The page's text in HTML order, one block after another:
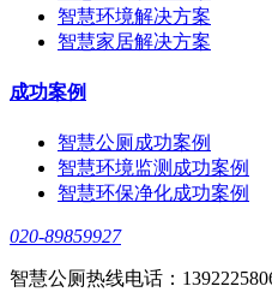
智慧环境解决方案
智慧家居解决方案
成功案例
智慧公厕成功案例
智慧环境监测成功案例
智慧环保净化成功案例
020-89859927
智慧公厕热线电话：